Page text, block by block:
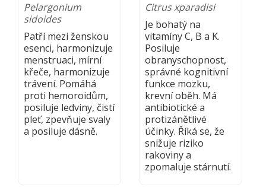
Pelargonium
sidoides
Patří mezi ženskou
esenci, harmonizuje
menstruaci, mírní
křeče, harmonizuje
trávení. Pomáhá
proti hemoroidům,
posiluje ledviny, čistí
pleť, zpevňuje svaly
a posiluje dásně.
Citrus xparadisi
Je bohatý na
vitamíny C, B a K.
Posiluje
obranyschopnost,
správné kognitivní
funkce mozku,
krevní oběh. Má
antibiotické a
protizánětlivé
účinky. Říká se, že
snižuje riziko
rakoviny a
zpomaluje stárnutí.